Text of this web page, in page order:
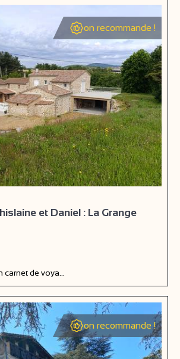
on recommande !
et Daniel : La Grange
de voyage
on recommande !